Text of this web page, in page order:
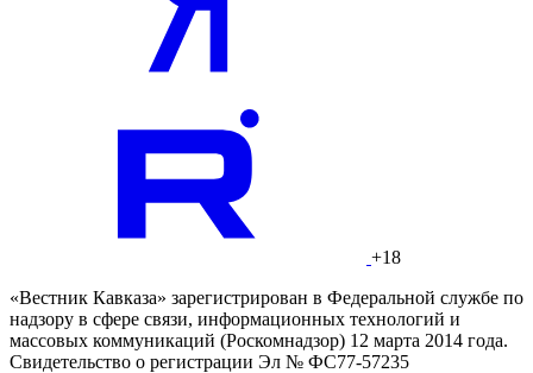
+18
«Вестник Кавказа» зарегистрирован в Федеральной службе по
надзору в сфере связи, информационных технологий и
массовых коммуникаций (Роскомнадзор) 12 марта 2014 года.
Свидетельство о регистрации Эл № ФС77-57235